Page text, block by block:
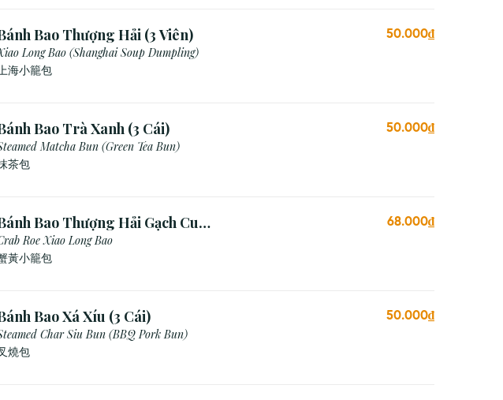
Bao Thượng Hải (3 Viên)
Long Bao (Shanghai Soup Dumpling)
海小籠包
50.000₫
Bao Trà Xanh (3 Cái)
Matcha Bun (Green Tea Bun)
茶包
50.000₫
Bao Thượng Hải Gạch Cua
Viên)
Roe Xiao Long Bao
黃小籠包
68.000₫
Bao Xá Xíu (3 Cái)
Char Siu Bun (BBQ Pork Bun)
燒包
50.000₫